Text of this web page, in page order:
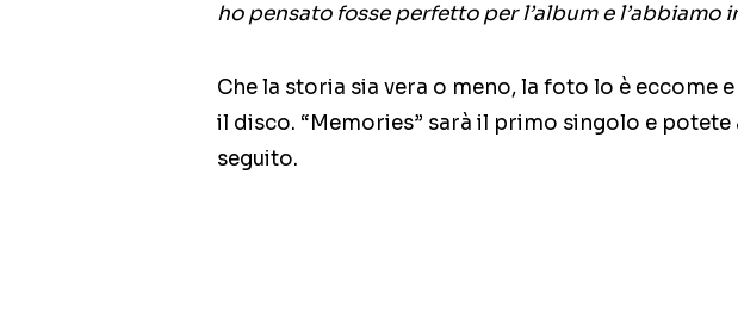
ho pensato fosse perfetto per l’album e l’abbiamo
Che la storia sia vera o meno, la foto lo è eccome
il disco. “Memories” sarà il primo singolo e
seguito.